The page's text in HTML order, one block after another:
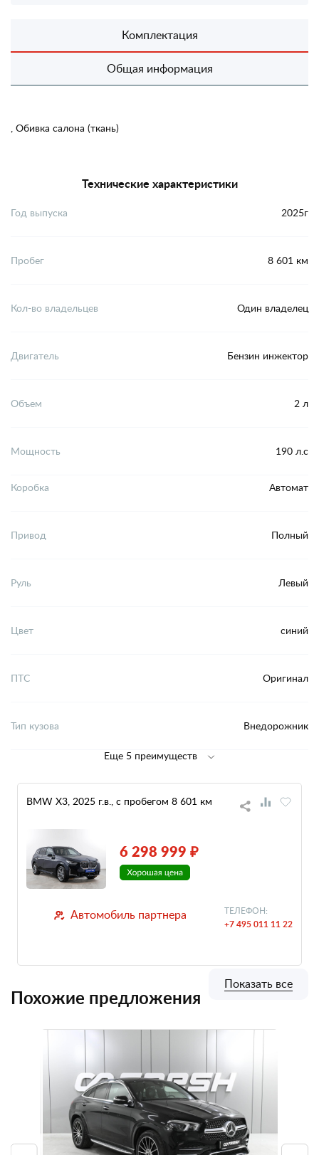
Комплектация
Общая информация
, Обивка салона (ткань)
Технические характеристики
Год выпуска 2025г
Пробег 8 601 км
Кол-во владельцев Один владелец
Двигатель Бензин инжектор
Объем 2 л
Мощность 190 л.с
Коробка Автомат
Привод Полный
Руль Левый
Цвет синий
ПТС Оригинал
Тип кузова Внедорожник
Еще 5 преимуществ
BMW X3, 2025 г.в., с пробегом 8 601 км
6 298 999 ₽
Автомобиль партнера ТЕЛЕФОН:
+7 495 011 11 22
Похожие предложения
Показать все